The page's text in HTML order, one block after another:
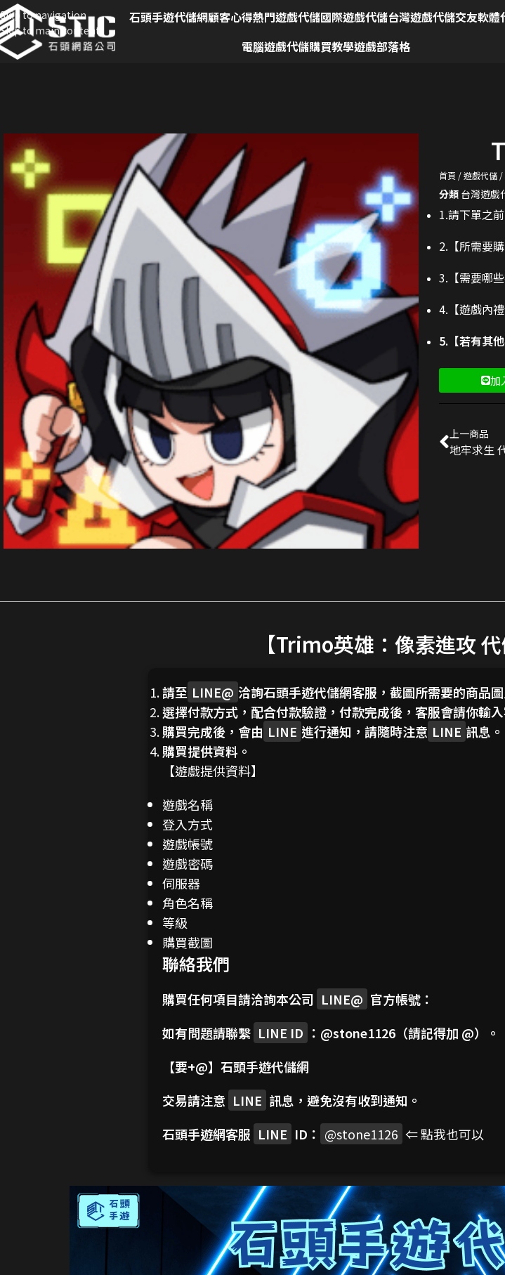
Skip to navigation
Skip to main content
石頭手遊代儲網顧客心得熱門遊戲代儲國際遊戲代儲台灣遊戲代儲交友軟體
電腦遊戲代儲購買教學遊戲部落格
首頁 遊戲代儲
分類 台灣遊戲
1.請下單之
2. 【所需要
3. 【需要哪
4.【遊戲內
5.【若有其
加
上一商品
地牢求生
【Trimo英雄：像素進攻 代
請至 LINE@ 洽詢石頭手遊代儲網客服，截圖所需要的商品
選擇付款方式，配合付款驗證，付款完成後，客服會請你輸入
購買完成後，會由 LINE 進行通知，請隨時注意 LINE 訊息。
購買提供資料。
【遊戲提供資料】
遊戲名稱
登入方式
遊戲帳號
遊戲密碼
伺服器
角色名稱
等級
購買截圖
聯絡我們
購買任何項目請洽詢本公司 LINE@ 官方帳號：
如有問題請聯繫 LINE ID ： @stone1126 （請記得加 @）。
【要+@】 石頭手遊代儲網
交易請注意 LINE 訊息，避免沒有收到通知。
石頭手遊網客服 LINE ID： @stone1126 ⇐ 點我也可以